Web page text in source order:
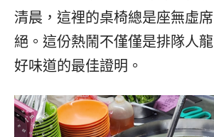
清晨，這裡的桌椅總是座無虛
絕。這份熱鬧不僅僅是排隊人
好味道的最佳證明。